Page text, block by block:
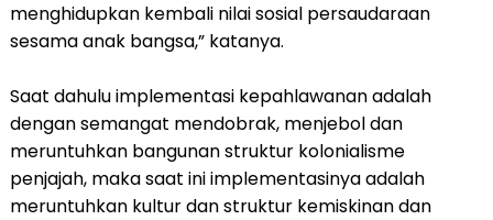
menghidupkan kembali nilai sosial persaudaraan
sesama anak bangsa,” katanya.
Saat dahulu implementasi kepahlawanan adalah
dengan semangat mendobrak, menjebol dan
meruntuhkan bangunan struktur kolonialisme
penjajah, maka saat ini implementasinya adalah
meruntuhkan kultur dan struktur kemiskinan dan